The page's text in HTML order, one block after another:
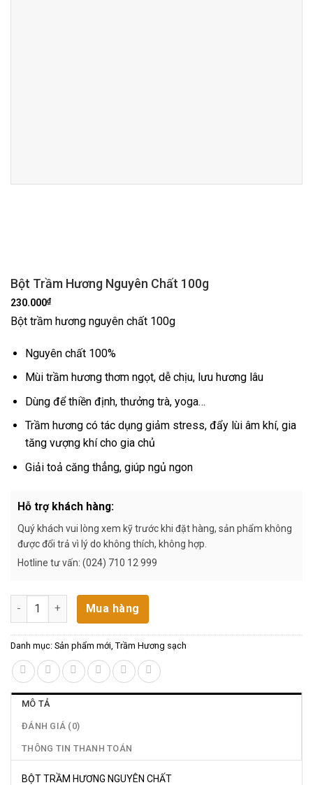
Bột Trầm Hương Nguyên Chất 100g
230.000₫
Bột trầm hương nguyên chất 100g
Nguyên chất 100%
Mùi trầm hương thơm ngọt, dễ chịu, lưu hương lâu
Dùng để thiền định, thưởng trà, yoga…
Trầm hương có tác dụng giảm stress, đẩy lùi âm khí, gia
tăng vượng khí cho gia chủ
Giải toả căng thẳng, giúp ngủ ngon
Hỗ trợ khách hàng:
Quý khách vui lòng xem kỹ trước khi đặt hàng, sản phẩm không
được đổi trả vì lý do không thích, không hợp.
Hotline tư vấn: (024) 710 12 999
Bột Trầm Hương Nguyên Chất 100g số lượng
Mua hàng
Danh mục: Sản phẩm mới Trầm Hương sạch
MÔ TẢ
ĐÁNH GIÁ (0)
THÔNG TIN THANH TOÁN
BỘT TRẦM HƯƠNG NGUYÊN CHẤT